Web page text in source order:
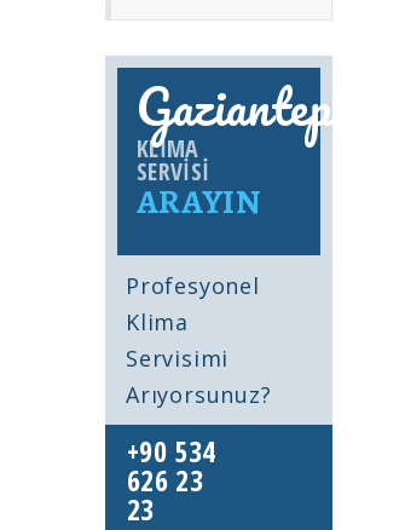
Gaziantep
KLIMA
SERVISI
ARAYIN
Profesyonel
Klima
Servisimi
Arıyorsunuz?
+90 534
626 23
23